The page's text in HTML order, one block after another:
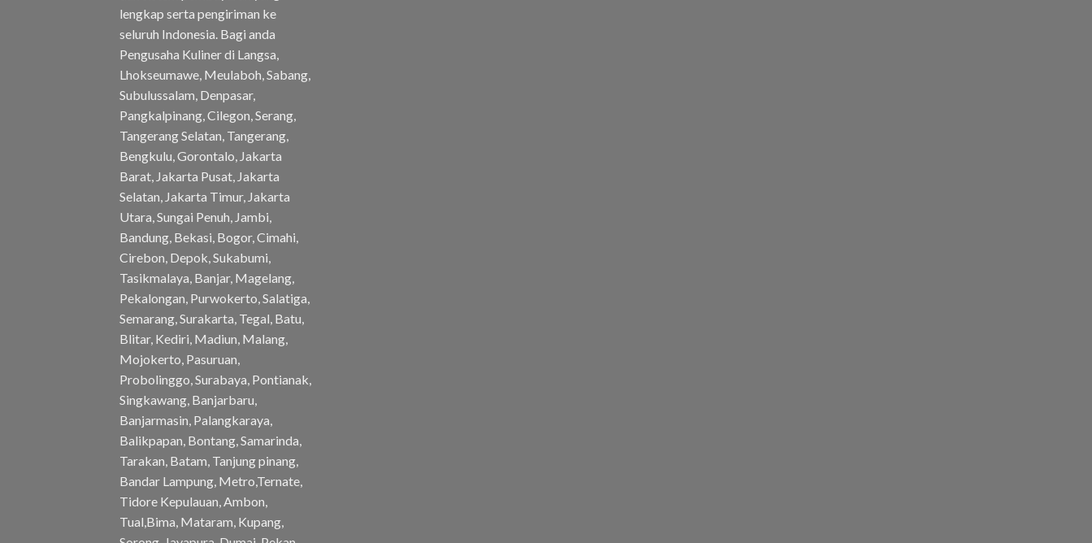
lengkap serta pengiriman ke
seluruh Indonesia. Bagi anda
Pengusaha Kuliner di Langsa,
Lhokseumawe, Meulaboh, Sabang,
Subulussalam, Denpasar,
Pangkalpinang, Cilegon, Serang,
Tangerang Selatan, Tangerang,
Bengkulu, Gorontalo, Jakarta
Barat, Jakarta Pusat, Jakarta
Selatan, Jakarta Timur, Jakarta
Utara, Sungai Penuh, Jambi,
Bandung, Bekasi, Bogor, Cimahi,
Cirebon, Depok, Sukabumi,
Tasikmalaya, Banjar, Magelang,
Pekalongan, Purwokerto, Salatiga,
Semarang, Surakarta, Tegal, Batu,
Blitar, Kediri, Madiun, Malang,
Mojokerto, Pasuruan,
Probolinggo, Surabaya, Pontianak,
Singkawang, Banjarbaru,
Banjarmasin, Palangkaraya,
Balikpapan, Bontang, Samarinda,
Tarakan, Batam, Tanjung pinang,
Bandar Lampung, Metro,Ternate,
Tidore Kepulauan, Ambon,
Tual,Bima, Mataram, Kupang,